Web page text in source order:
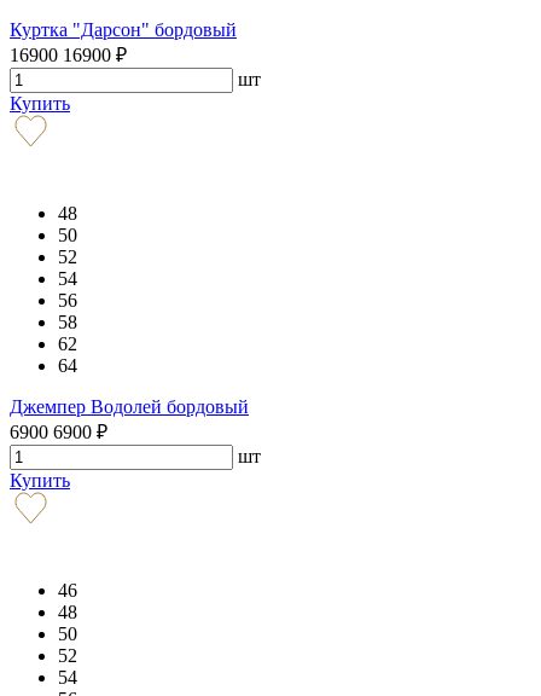
Куртка "Дарсон" бордовый
16900 16900 ₽
шт
Купить
48
50
52
54
56
58
62
64
Джемпер Водолей бордовый
6900 6900 ₽
шт
Купить
46
48
50
52
54